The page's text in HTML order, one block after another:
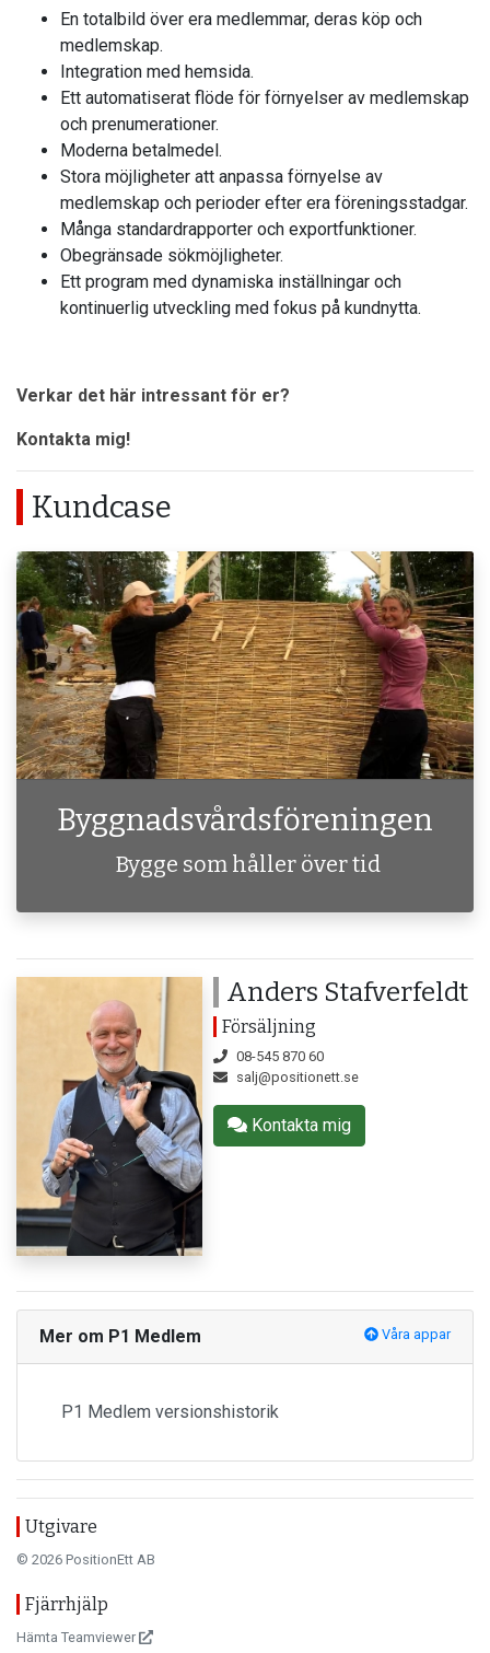
En totalbild över era medlemmar, deras köp och
medlemskap.
Integration med hemsida.
Ett automatiserat flöde för förnyelser av medlemskap
och prenumerationer.
Moderna betalmedel.
Stora möjligheter att anpassa förnyelse av
medlemskap och perioder efter era föreningsstadgar.
Många standardrapporter och exportfunktioner.
Obegränsade sökmöjligheter.
Ett program med dynamiska inställningar och
kontinuerlig utveckling med fokus på kundnytta.
Verkar det här intressant för er?
Kontakta mig!
Kundcase
Byggnadsvårdsföreningen
Bygge som håller över tid
Anders Stafverfeldt
Försäljning
08-545 870 60
salj@positionett.se
Kontakta mig
Mer om P1 Medlem Våra appar
P1 Medlem versionshistorik
Utgivare
© 2026 PositionEtt AB
Fjärrhjälp
Hämta Teamviewer